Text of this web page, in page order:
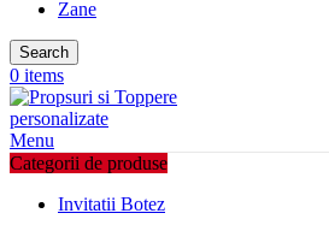
Zane
Search
0 items
Menu
Categorii de produse
Invitatii Botez